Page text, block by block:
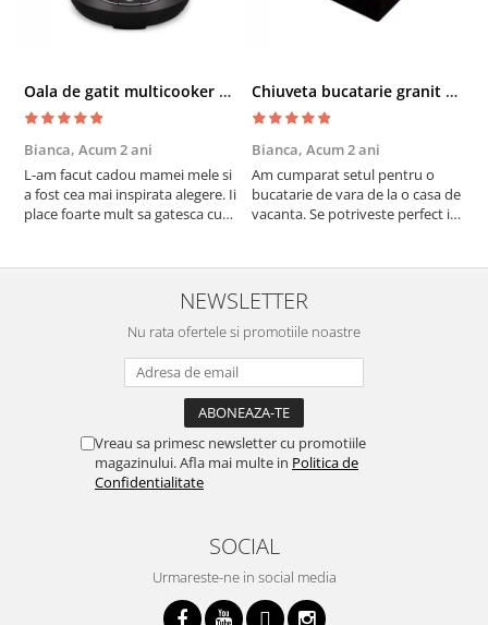
Oala de gatit multicooker 11 functii Instant Pot Pro Crisp 8 + Air Fryer 7.6 lt
Bianca, Acum 2 ani
L-am facut cadou mamei mele si
a fost cea mai inspirata alegere. Ii
place foarte mult sa gatesca cu
cratita...ma gandesc serios sa imi
cumpar si eu! Recomand mult !
Chiuveta bucatarie granit cu finisaj negru perlat/cupru Steingran Art Copper cu dozator si baterie Quadron
Bianca, Acum 2 ani
Am cumparat setul pentru o
bucatarie de vara de la o casa de
vacanta. Se potriveste perfect in
buna, recomand cu drag !
NEWSLETTER
Nu rata ofertele si promotiile noastre
Vreau sa primesc newsletter cu promotiile
magazinului. Afla mai multe in Politica de
Confidentialitate
SOCIAL
Urmareste-ne in social media